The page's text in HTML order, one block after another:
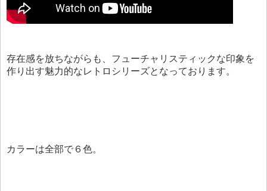
存在感を放ちながらも、フューチャリスティックな印象を
作り出す魅力的なレトロシリーズとなっております。
カラーは全部で６色。